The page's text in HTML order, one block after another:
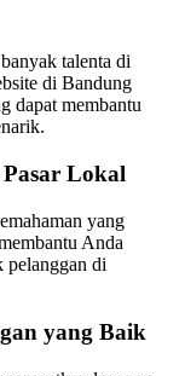
talenta di
di Bandung
dapat membantu
Lokal
yang
Anda
pelanggan di
yang Baik